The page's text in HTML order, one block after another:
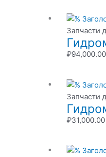
Запчасти
₽94,000.00
Запчасти
₽31,000.00